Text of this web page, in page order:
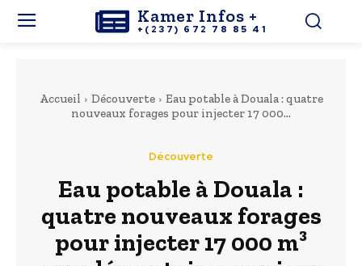
Kamer Infos +
+(237) 672 78 85 41
Accueil Découverte
Eau potable à Douala : quatre
nouveaux forages pour injecter 17 000...
Découverte
Eau potable à Douala :
quatre nouveaux forages
pour injecter 17 000 m³